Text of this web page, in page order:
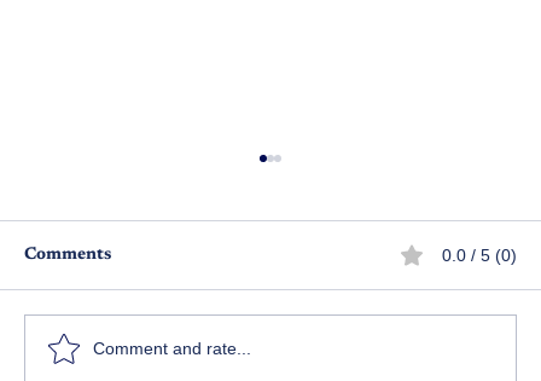
మనో శిఖరం - పార్ట్ 13
Comments 0.0 / 5 (0)
Comment and rate...